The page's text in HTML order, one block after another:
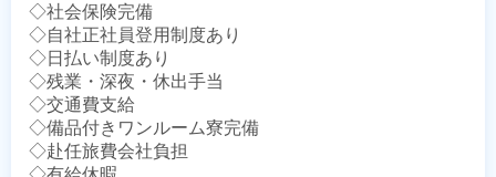
◇社会保険完備
◇自社正社員登用制度あり
◇日払い制度あり
◇残業・深夜・休出手当
◇交通費支給
◇備品付きワンルーム寮完備
◇赴任旅費会社負担